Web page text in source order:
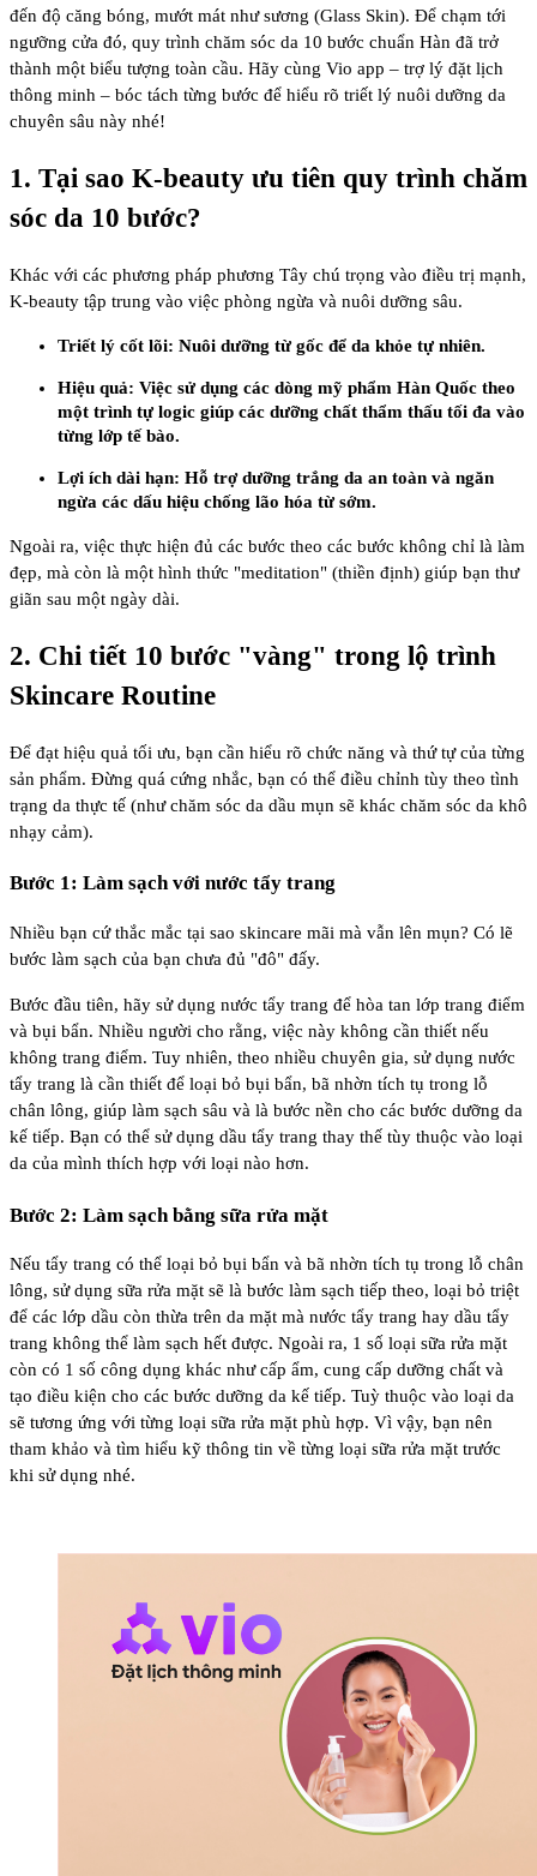
đến độ căng bóng, mướt mát như sương (Glass Skin). Để chạm tới
ngưỡng cửa đó, quy trình chăm sóc da 10 bước chuẩn Hàn đã trở
thành một biểu tượng toàn cầu. Hãy cùng Vio app – trợ lý đặt lịch
thông minh – bóc tách từng bước để hiểu rõ triết lý nuôi dưỡng da
chuyên sâu này nhé!
1. Tại sao K-beauty ưu tiên quy trình chăm
sóc da 10 bước?
Khác với các phương pháp phương Tây chú trọng vào điều trị mạnh,
K-beauty tập trung vào việc phòng ngừa và nuôi dưỡng sâu.
Triết lý cốt lõi: Nuôi dưỡng từ gốc để da khỏe tự nhiên.
Hiệu quả: Việc sử dụng các dòng mỹ phẩm Hàn Quốc theo
một trình tự logic giúp các dưỡng chất thẩm thấu tối đa vào
từng lớp tế bào.
Lợi ích dài hạn: Hỗ trợdưỡng trắng da an toàn và ngăn
ngừa các dấu hiệu chống lão hóa từ sớm.
Ngoài ra, việc thực hiện đủ các bước theo các bước không chỉ là làm
đẹp, mà còn là một hình thức "meditation" (thiền định) giúp bạn thư
giãn sau một ngày dài.
2. Chi tiết 10 bước "vàng" trong lộ trình
Skincare Routine
Để đạt hiệu quả tối ưu, bạn cần hiểu rõ chức năng và thứ tự của từng
sản phẩm. Đừng quá cứng nhắc, bạn có thể điều chỉnh tùy theo tình
trạng da thực tế (như chăm sóc da dầu mụn sẽ khác chăm sóc da khô
nhạy cảm).
Bước 1: Làm sạch với nước tẩy trang
Nhiều bạn cứ thắc mắc tại sao skincare mãi mà vẫn lên mụn? Có lẽ
bước làm sạch của bạn chưa đủ "đô" đấy.
Bước đầu tiên, hãy sử dụng nước tẩy trang để hòa tan lớp trang điểm
và bụi bẩn. Nhiều người cho rằng, việc này không cần thiết nếu
không trang điểm. Tuy nhiên, theo nhiều chuyên gia, sử dụng nước
tẩy trang là cần thiết để loại bỏ bụi bẩn, bã nhờn tích tụ trong lỗ
chân lông, giúp làm sạch sâu và là bước nền cho các bước dưỡng da
kế tiếp. Bạn có thể sử dụng dầu tẩy trang thay thế tùy thuộc vào loại
da của mình thích hợp với loại nào hơn.
Bước 2: Làm sạch bằng sữa rửa mặt
Nếu tẩy trang có thể loại bỏ bụi bẩn và bã nhờn tích tụ trong lỗ chân
lông, sử dụng sữa rửa mặt sẽ là bước làm sạch tiếp theo, loại bỏ triệt
để các lớp dầu còn thừa trên da mặt mà nước tẩy trang hay dầu tẩy
trang không thể làm sạch hết được. Ngoài ra, 1 số loại sữa rửa mặt
còn có 1 số công dụng khác như cấp ẩm, cung cấp dưỡng chất và
tạo điều kiện cho các bước dưỡng da kế tiếp. Tuỳ thuộc vào loại da
sẽ tương ứng với từng loại sữa rửa mặt phù hợp. Vì vậy, bạn nên
tham khảo và tìm hiểu kỹ thông tin về từng loại sữa rửa mặt trước
khi sử dụng nhé.